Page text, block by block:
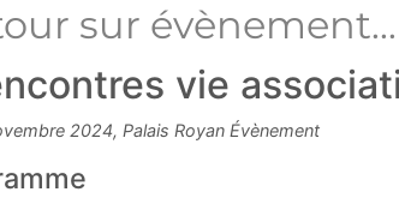
sur évènement...
vie
2024, Palais Royan Évènement